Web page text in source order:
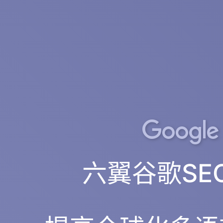
六翼谷歌